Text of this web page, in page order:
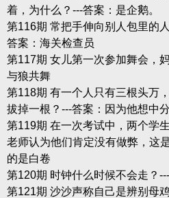
着，为什么？---答案：是企鹅。
第116期 常把手伸向别人包里的
答案：海关检查员
第117期 女儿第一次参加舞会，
与狼共舞
第118期 有一个人只有三根头万
拔掉一根？---答案：因为他想中分
第119期 在一次考试中，两个学
老师认为他们肯定没有做弊，这
的是白卷
第120期 时钟什么时候不会走？
第121期 沙沙声称自己是辨别母